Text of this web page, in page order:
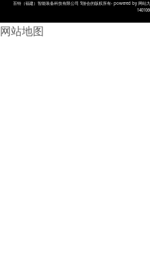
百特（福建）智能装备科技有限公司 9游会的版权所有- powered by 网站
网站地图